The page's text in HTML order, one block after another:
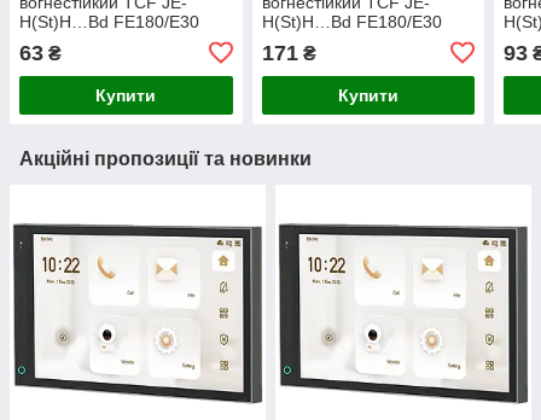
H(St)H…Bd FE180/E30
63 ₴
Купити
H(St)H…Bd FE180/E30
171₴
Купити
93
Акційні пропозиції та новинки